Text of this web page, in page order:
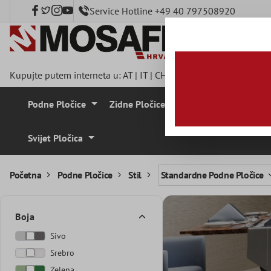
glavni sadržaj Service Hotline +49 40 797508920
Kupujte putem interneta u:AT| IT| CH
Podne Pločice Zidne Pločice
Svijet Pločica
Početna Podne Pločice Stil Standardne Podne Pločice
Boja
Sivo
Srebro